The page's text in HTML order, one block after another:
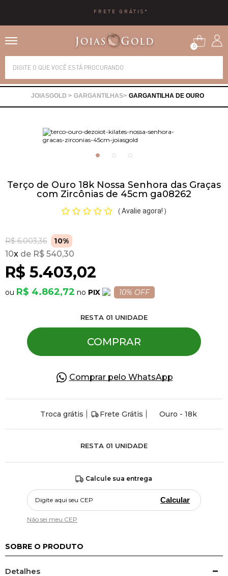
FRETE GRÁTIS*
0
GARGANTILHAS GARGANTILHA DE OURO
Terço de Ouro 18k Nossa Senhora das Graças
com Zircônias de 45cm ga08262
( Avalie agora! )
R$ 6.003,36 10%
R$ 5.403,02
10x R$ 540,30
R$ 4.862,72 PIX 10% OFF
RESTA 01 UNIDADE
COMPRAR
Comprar pelo WhatsApp
Troca grátis Frete Grátis Ouro - 18k
RESTA 01 UNIDADE
Calcule sua entrega
Calcular
Não sei meu CEP
SOBRE O PRODUTO
Detalhes
Alianças
Brincos
Gargantilhas
Pulseiras
Piercing
Pedras Preciosas
Presente
OFERTAS